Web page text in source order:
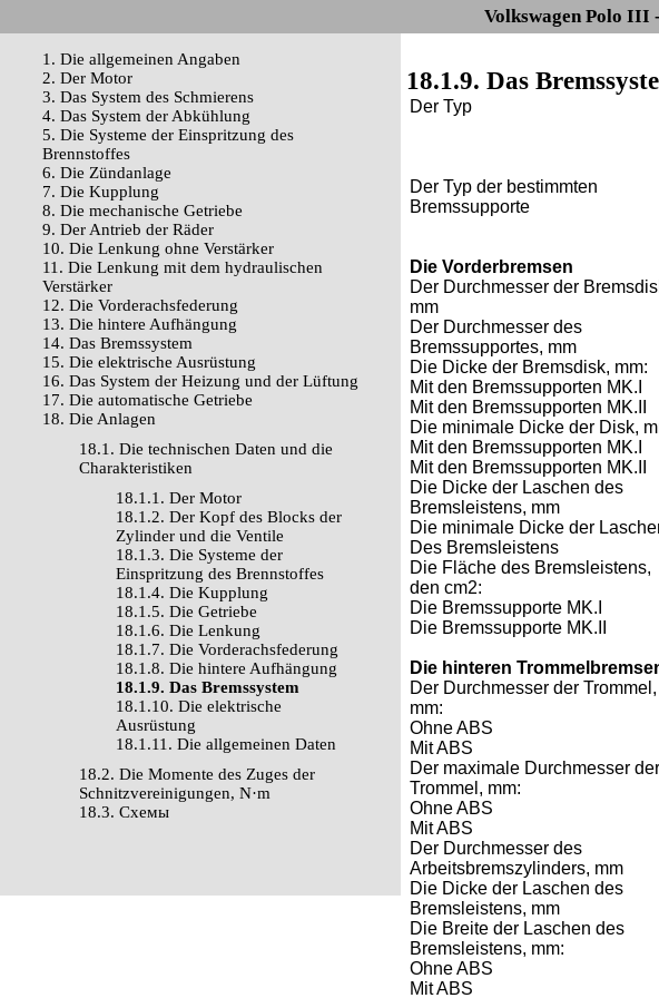
Volkswagen Polo III
1. Die allgemeinen Angaben
2. Der Motor
3. Das System des Schmierens
4. Das System der Abkühlung
5. Die Systeme der Einspritzung des
Brennstoffes
6. Die Zündanlage
7. Die Kupplung
8. Die mechanische Getriebe
9. Der Antrieb der Räder
10. Die Lenkung ohne Verstärker
11. Die Lenkung mit dem hydraulischen
Verstärker
12. Die Vorderachsfederung
13. Die hintere Aufhängung
14. Das Bremssystem
15. Die elektrische Ausrüstung
16. Das System der Heizung und der Lüftung
17. Die automatische Getriebe
18. Die Anlagen
18.1. Die technischen Daten und die
Charakteristiken
18.1.1. Der Motor
18.1.2. Der Kopf des Blocks der
Zylinder und die Ventile
18.1.3. Die Systeme der
Einspritzung des Brennstoffes
18.1.4. Die Kupplung
18.1.5. Die Getriebe
18.1.6. Die Lenkung
18.1.7. Die Vorderachsfederung
18.1.8. Die hintere Aufhängung
18.1.9. Das Bremssystem
18.1.10. Die elektrische
Ausrüstung
18.1.11. Die allgemeinen Daten
18.2. Die Momente des Zuges der
Schnitzvereinigungen, N·m
18.3. Cхемы
18.1.9. Das
Der Typ
Der Typ der bestimmten
Bremssupporte
Die Vorderbremsen
Der Durchmesser der
mm
Der Durchmesser des
Bremssupportes, mm
Die Dicke der Bremsdisk, mm:
Mit den Bremssupporten
Mit den Bremssupporten
Die minimale Dicke der Disk,
Mit den Bremssupporten MK.I
Mit den Bremssupporten
Die Dicke der Laschen des
Bremsleistens, mm
Die minimale Dicke der
Des Bremsleistens
Die Fläche des Bremsleistens,
den cm2:
Die Bremssupporte MK.I
Die Bremssupporte MK.II
Die hinteren
Der Durchmesser der Trommel,
mm:
Ohne ABS
Mit ABS
Der maximale Durchmesser der
Trommel, mm:
Ohne ABS
Mit ABS
Der Durchmesser des
Arbeitsbremszylinders, mm
Die Dicke der Laschen des
Bremsleistens, mm
Die Breite der Laschen des
Bremsleistens, mm:
Ohne ABS
Mit ABS